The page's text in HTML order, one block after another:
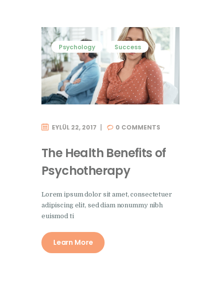
Psychology Success
EYLÜL 22, 2017 0 COMMENTS
The Health Benefits of
Psychotherapy
Lorem ipsum dolor sit amet, consectetuer
adipiscing elit, sed diam nonummy nibh
euismod ti
Learn More